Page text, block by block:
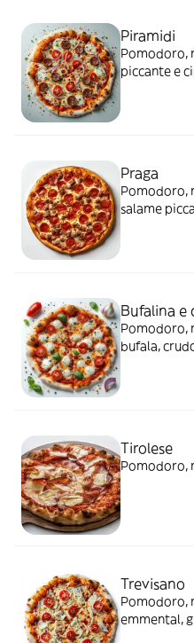
Piramidi
Pomodoro,
piccante e
Praga
Pomodoro,
salame
Bufalina e
Pomodoro,
bufala,
Tirolese
Pomodoro,
Trevisano
Pomodoro,
emmental,